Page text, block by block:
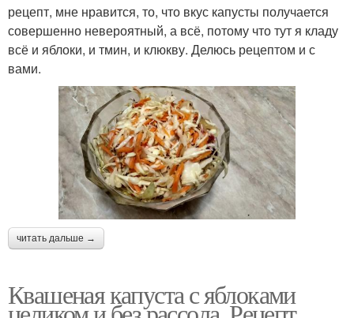
рецепт, мне нравится, то, что вкус капусты получается
совершенно невероятный, а всё, потому что тут я кладу
всё и яблоки, и тмин, и клюкву. Делюсь рецептом и с
вами.
читать дальше →
Квашеная капуста с яблоками